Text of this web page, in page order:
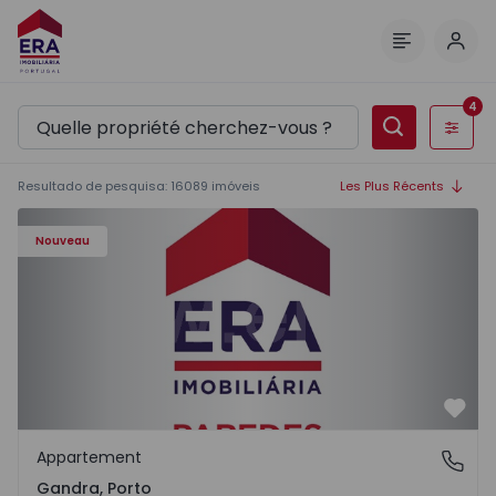
Filtres
4
Resultado de pesquisa: 16089 imóveis Les Plus Récents
Nouveau
Appartement T0 Paredes, Gandra - 1575265 - 1
Gandra, Porto
Appartement
Gandra, Porto